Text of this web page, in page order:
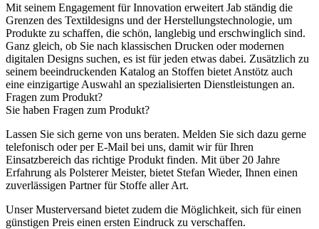
Mit seinem Engagement für Innovation erweitert Jab ständig die
Grenzen des Textildesigns und der Herstellungstechnologie, um
Produkte zu schaffen, die schön, langlebig und erschwinglich sind.
Ganz gleich, ob Sie nach klassischen Drucken oder modernen
digitalen Designs suchen, es ist für jeden etwas dabei. Zusätzlich zu
seinem beeindruckenden Katalog an Stoffen bietet Anstötz auch
eine einzigartige Auswahl an spezialisierten Dienstleistungen an.
Fragen zum Produkt?
Sie haben Fragen zum Produkt?
Lassen Sie sich gerne von uns beraten. Melden Sie sich dazu gerne
telefonisch oder per E-Mail bei uns, damit wir für Ihren
Einsatzbereich das richtige Produkt finden. Mit über 20 Jahre
Erfahrung als Polsterer Meister, bietet Stefan Wieder, Ihnen einen
zuverlässigen Partner für Stoffe aller Art.
Unser Musterversand bietet zudem die Möglichkeit, sich für einen
günstigen Preis einen ersten Eindruck zu verschaffen.